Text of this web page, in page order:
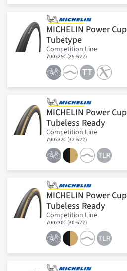
MICHELIN Power Cup
Tubetype
Competition Line
700x25C (25-622)
MICHELIN Power Cup
Tubeless Ready
Competition Line
700x32C (32-622)
MICHELIN Power Cup
Tubeless Ready
Competition Line
700x30C (30-622)